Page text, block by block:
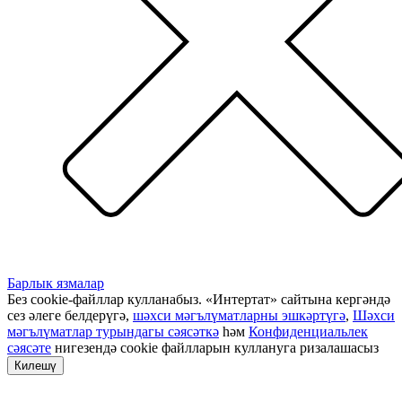
Барлык язмалар
Без cookie-файллар кулланабыз. «Интертат» сайтына кергәндә
сез әлеге белдерүгә, шәхси мәгълүматларны эшкәртүгә, Шәхси
мәгълүматлар турындагы сәясәткә һәм Конфиденциальлек
сәясәте нигезендә cookie файлларын куллануга ризалашасыз
Килешү